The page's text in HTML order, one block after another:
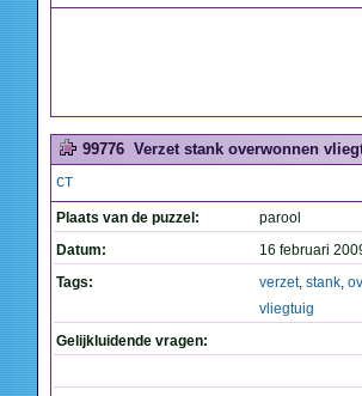
99776 Verzet stank overwonnen
CT
Plaats van de puzzel:
parool
Datum:
16 februari
Tags:
verzet, stank,
vliegtuig
Gelijkluidende vragen: